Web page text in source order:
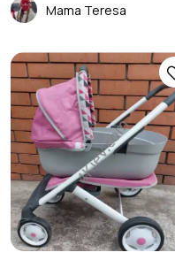
Mama Teresa